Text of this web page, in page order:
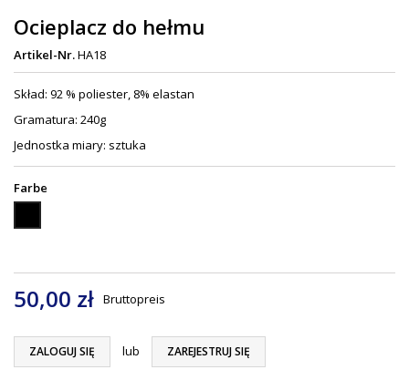
Ocieplacz do hełmu
Artikel-Nr.HA18
Skład: 92 % poliester, 8% elastan
Gramatura: 240g
Jednostka miary: sztuka
Farbe
50,00 zł Bruttopreis
ZALOGUJ SIĘ lub ZAREJESTRUJ SIĘ